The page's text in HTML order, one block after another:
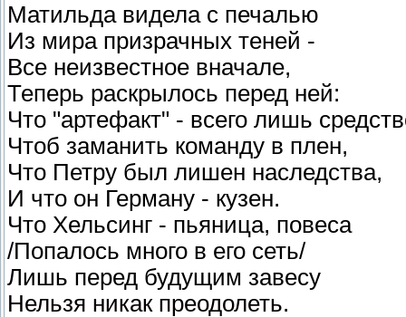
Матильда видела с печалью
Из мира призрачных теней -
Все неизвестное вначале,
Теперь раскрылось перед ней:
Что "артефакт" - всего лишь
Чтоб заманить команду в плен,
Что Петру был лишен наследства,
И что он Герману - кузен.
Что Хельсинг - пьяница, повеса
/Попалось много в его сеть/
Лишь перед будущим завесу
Нельзя никак преодолеть.